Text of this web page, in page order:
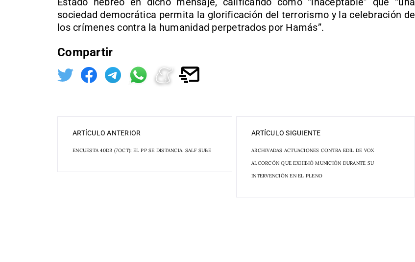
sociedad democrática permita la glorificación del terrorismo y la celebración de
los crímenes contra la humanidad perpetrados por Hamás”.
Compartir
ARTÍCULO ANTERIOR
ENCUESTA 40DB (7OCT): EL PP SE DISTANCIA, SALF SUBE
ARTÍCULO SIGUIENTE
ARCHIVADAS ACTUACIONES CONTRA EDIL DE VOX
ALCORCÓN QUE EXHIBIÓ MUNICIÓN DURANTE SU
INTERVENCIÓN EN EL PLENO